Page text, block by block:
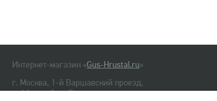
Интернет-магазин «Gus-Hrustal.ru»
г. Москва, 1-й Варшавский проезд,
д. 1А, стр. 3, м. Варшавская